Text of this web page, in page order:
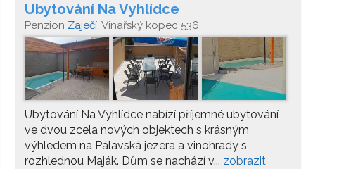
Ubytování Na Vyhlídce
Penzion Zaječí, Vinařský kopec 536
Ubytování Na Vyhlídce nabízí příjemné ubytování
ve dvou zcela nových objektech s krásným
výhledem na Pálavská jezera a vinohrady s
rozhlednou Maják. Dům se nachází v... zobrazit